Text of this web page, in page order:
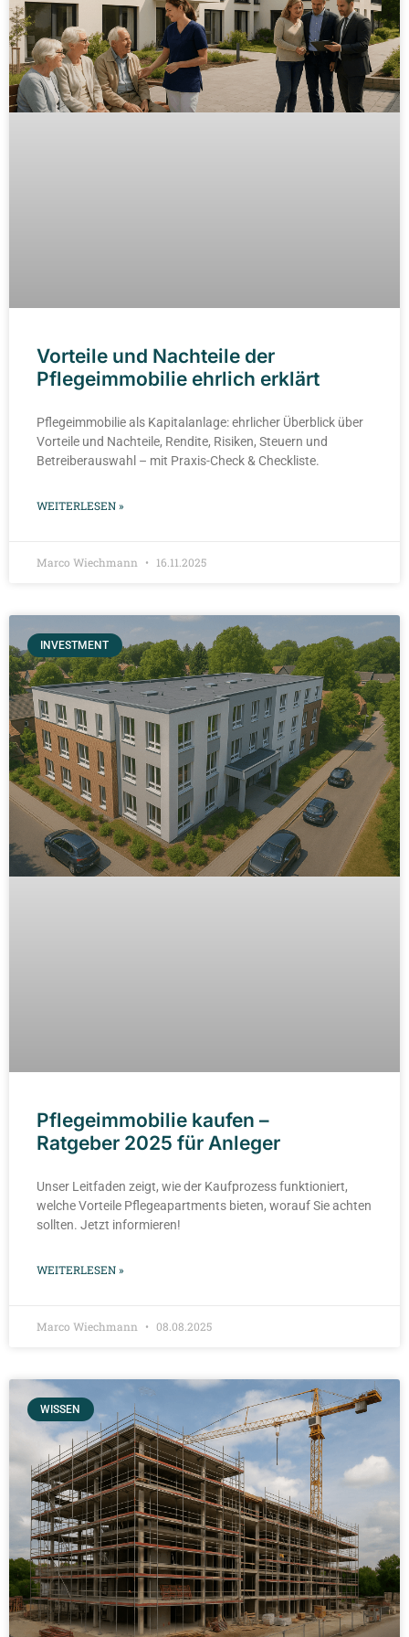
Vorteile und Nachteile der
Pflegeimmobilie ehrlich erklärt
Pflegeimmobilie als Kapitalanlage: ehrlicher Überblick über
Vorteile und Nachteile, Rendite, Risiken, Steuern und
Betreiberauswahl – mit Praxis-Check & Checkliste.
WEITERLESEN »
Marco Wiechmann 16.11.2025
INVESTMENT
Pflegeimmobilie kaufen –
Ratgeber 2025 für Anleger
Unser Leitfaden zeigt, wie der Kaufprozess funktioniert,
welche Vorteile Pflegeapartments bieten, worauf Sie achten
sollten. Jetzt informieren!
WEITERLESEN »
Marco Wiechmann 08.08.2025
WISSEN